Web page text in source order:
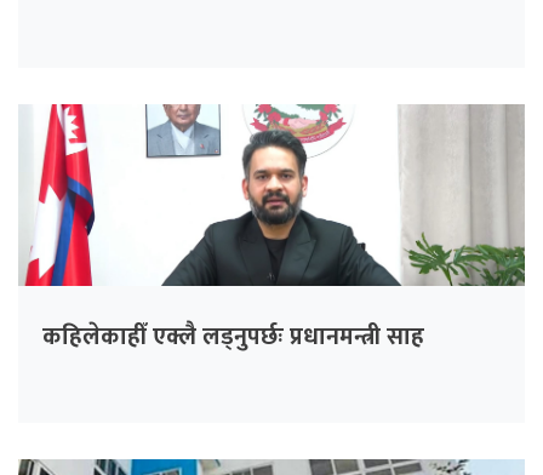
कहिलेकाहीँ एक्लै लड्नुपर्छः प्रधानमन्त्री साह